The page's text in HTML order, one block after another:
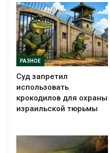
РАЗНОЕ
Суд запретил
использовать
крокодилов для охраны
израильской тюрьмы